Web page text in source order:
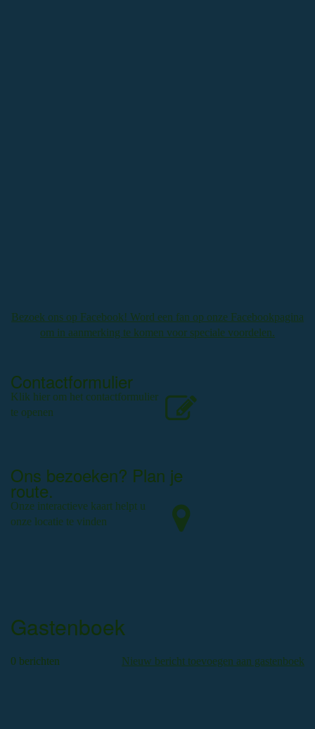
Bezoek ons op Facebook! Word een fan op onze Facebookpagina
om in aanmerking te komen voor speciale voordelen.
Contactformulier
Klik hier om het contactformulier
te openen
Ons bezoeken? Plan je
route.
Onze interactieve kaart helpt u
onze locatie te vinden
Gastenboek
0 berichten Nieuw bericht toevoegen aan gastenboek